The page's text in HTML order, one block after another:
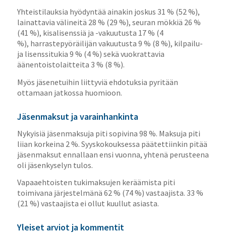
Yhteistilauksia hyödyntää ainakin joskus 31 % (52 %),
lainattavia välineitä 28 % (29 %), seuran mökkiä 26 %
(41 %), kisalisenssiä ja -vakuutusta 17 % (4
%), harrastepyöräilijän vakuutusta 9 % (8 %), kilpailu-
ja lisenssitukia 9 % (4 %) sekä vuokrattavia
äänentoistolaitteita 3 % (8 %).
Myös jäsenetuihin liittyviä ehdotuksia pyritään
ottamaan jatkossa huomioon.
Jäsenmaksut ja varainhankinta
Nykyisiä jäsenmaksuja piti sopivina 98 %. Maksuja piti
liian korkeina 2 %. Syyskokouksessa päätettiinkin pitää
jäsenmaksut ennallaan ensi vuonna, yhtenä perusteena
oli jäsenkyselyn tulos.
Vapaaehtoisten tukimaksujen keräämista piti
toimivana järjestelmänä 62 % (74 %) vastaajista. 33 %
(21 %) vastaajista ei ollut kuullut asiasta.
Yleiset arviot ja kommentit